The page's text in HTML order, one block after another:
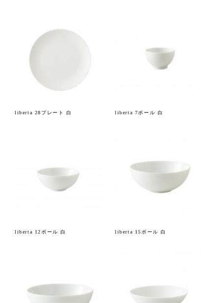
liberta 28プレート 白 liberta 7ボール 白
liberta 12ボール 白 liberta 15ボール 白